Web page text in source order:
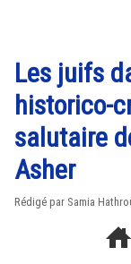
Les juifs
historico-
salutaire
Asher
Rédigé par Samia